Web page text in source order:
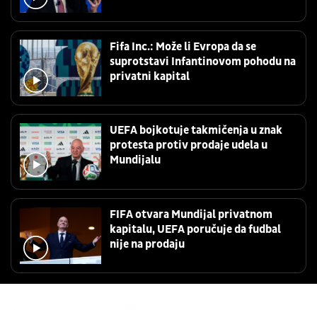
Fifa Inc.: Može li Evropa da se
suprotstavi Infantinovom pohodu na
privatni kapital
UEFA bojkotuje takmičenja u znak
protesta protiv prodaje udela u
Mundijalu
FIFA otvara Mundijal privatnom
kapitalu, UEFA poručuje da fudbal
nije na prodaju